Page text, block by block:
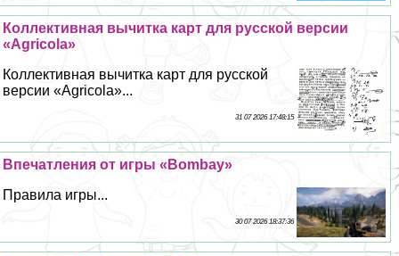
Коллективная вычитка карт для русской версии
«Agricola»
Коллективная вычитка карт для русской
версии «Agricola»...
31 07 2026 17:48:15
Впечатления от игры «Bombay»
Правила игры...
30 07 2026 18:37:36